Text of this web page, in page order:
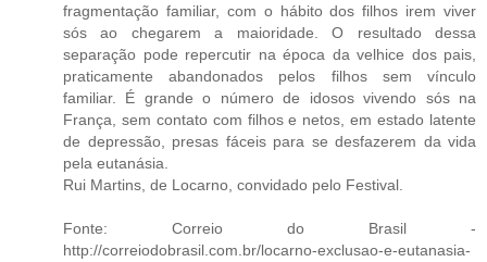
fragmentação familiar, com o hábito dos filhos irem viver
sós ao chegarem a maioridade. O resultado dessa
separação pode repercutir na época da velhice dos pais,
praticamente abandonados pelos filhos sem vínculo
familiar. É grande o número de idosos vivendo sós na
França, sem contato com filhos e netos, em estado latente
de depressão, presas fáceis para se desfazerem da vida
pela eutanásia.
Rui Martins, de Locarno, convidado pelo Festival.
Fonte: Correio do Brasil -
http://correiodobrasil.com.br/locarno-exclusao-e-eutanasia-